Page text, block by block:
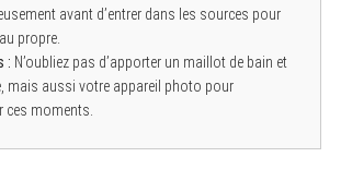
avant d’entrer dans les sources pour
propre.
: N’oubliez pas d’apporter un maillot de bain et
mais aussi votre appareil photo pour
moments.